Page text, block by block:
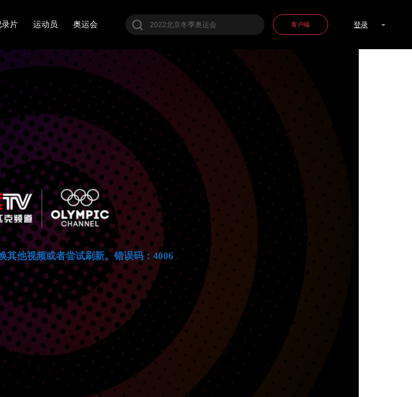
录片 运动员 奥运会 客户端 登录
其他视频或者尝试刷新。错误码：4006